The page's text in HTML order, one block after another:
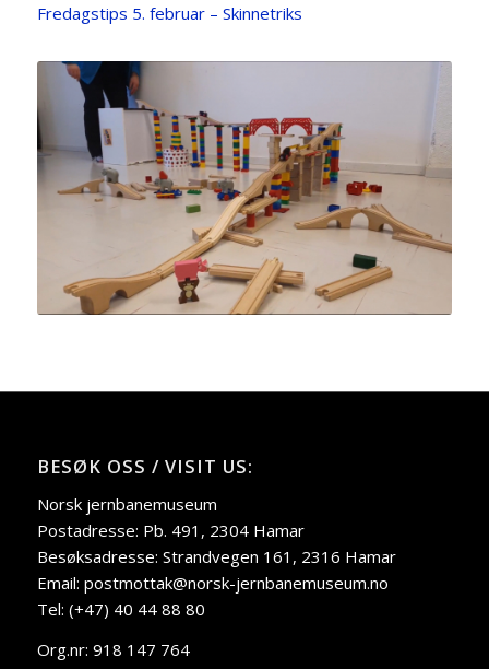
Fredagstips 5. februar – Skinnetriks
BESØK OSS / VISIT US:
Norsk jernbanemuseum
Postadresse: Pb. 491, 2304 Hamar
Besøksadresse: Strandvegen 161, 2316 Hamar
Email: postmottak@norsk-jernbanemuseum.no
Tel: (+47) 40 44 88 80
Org.nr: 918 147 764